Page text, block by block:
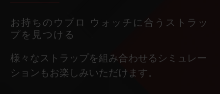
お持ちのウブロ ウォッチに合うストラッ
プを見つける
様々なストラップを組み合わせるシミュレー
ションもお楽しみいただけます。